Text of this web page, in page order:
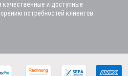
и доступные
потребностей клиентов.